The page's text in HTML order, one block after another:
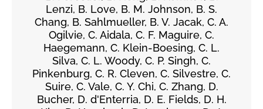
Lenzi, B. Love, B. M. Johnson, B. S.
Chang, B. Sahlmueller, B. V. Jacak, C. A.
Ogilvie, C. Aidala, C. F. Maguire, C.
Haegemann, C. Klein-Boesing, C. L.
Silva, C. L. Woody, C. P. Singh, C.
Pinkenburg, C. R. Cleven, C. Silvestre, C.
Suire, C. Vale, C. Y. Chi, C. Zhang, D.
Bucher, D. d'Enterria, D. E. Fields, D. H.